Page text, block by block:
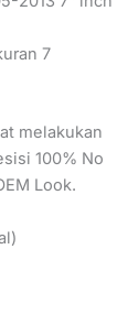
7
melakukan
100% No
Look.